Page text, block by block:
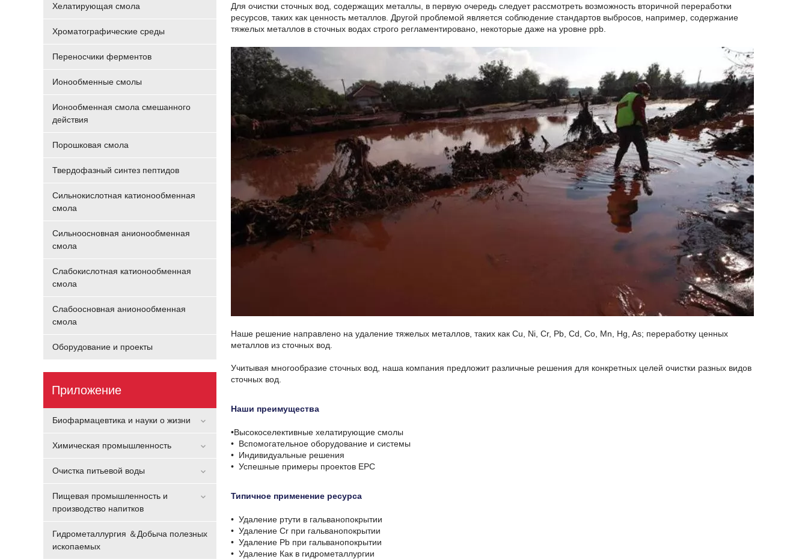
Хелатирующая смола
Хроматографические среды
Переносчики ферментов
Ионообменные смолы
Ионообменная смола смешанного
действия
Порошковая смола
Твердофазный синтез пептидов
Сильнокислотная катионообменная
смола
Сильноосновная анионообменная
смола
Слабокислотная катионообменная
смола
Слабоосновная анионообменная
смола
Оборудование и проекты
Приложение
Биофармацевтика и науки о жизни
Химическая промышленность
Очистка питьевой воды
Пищевая промышленность и
производство напитков
Гидрометаллургия ＆Добыча полезных
ископаемых
Для очистки сточных вод, содержащих металлы, в первую очередь следует рассмотреть возможность вторичной переработки
ресурсов, таких как ценность металлов. Другой проблемой является соблюдение стандартов выбросов, например, содержание
тяжелых металлов в сточных водах строго регламентировано, некоторые даже на уровне ppb.
Наше решение направлено на удаление тяжелых металлов, таких как Cu, Ni, Cr, Pb, Cd, Co, Mn, Hg, As; переработку ценных
металлов из сточных вод.
Учитывая многообразие сточных вод, наша компания предложит различные решения для конкретных целей очистки разных видов
сточных вод.
Наши преимущества
•Высокоселективные хелатирующие смолы
• Вспомогательное оборудование и системы
• Индивидуальные решения
• Успешные примеры проектов EPC
Типичное применение ресурса
• Удаление ртути в гальванопокрытии
• Удаление Cr при гальванопокрытии
• Удаление Pb при гальванопокрытии
• Удаление Как в гидрометаллургии